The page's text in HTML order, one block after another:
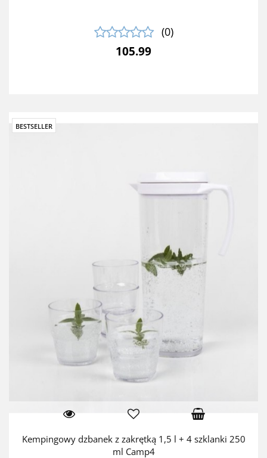
(0)
105.99
BESTSELLER
Kempingowy dzbanek z zakrętką 1,5 l + 4 szklanki 250
ml Camp4